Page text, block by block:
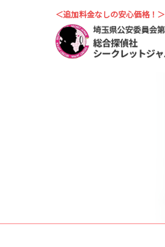
＜追加料金なしの安心価格！＞